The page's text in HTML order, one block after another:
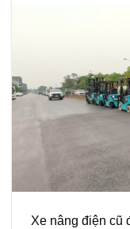
Xe nâng điện cũ